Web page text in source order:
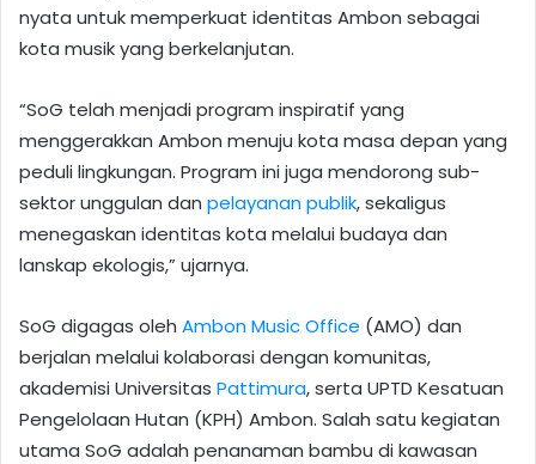
nyata untuk memperkuat identitas Ambon sebagai
kota musik yang berkelanjutan.
“SoG telah menjadi program inspiratif yang
menggerakkan Ambon menuju kota masa depan yang
peduli lingkungan. Program ini juga mendorong sub-
sektor unggulan dan pelayanan publik, sekaligus
menegaskan identitas kota melalui budaya dan
lanskap ekologis,” ujarnya.
SoG digagas oleh Ambon Music Office (AMO) dan
berjalan melalui kolaborasi dengan komunitas,
akademisi Universitas Pattimura, serta UPTD Kesatuan
Pengelolaan Hutan (KPH) Ambon. Salah satu kegiatan
utama SoG adalah penanaman bambu di kawasan